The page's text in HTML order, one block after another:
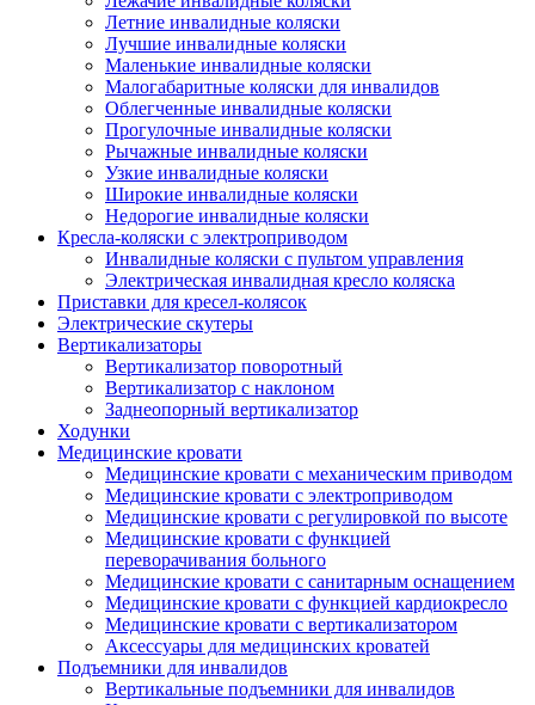
Летние инвалидные коляски
Лучшие инвалидные коляски
Маленькие инвалидные коляски
Малогабаритные коляски для инвалидов
Облегченные инвалидные коляски
Прогулочные инвалидные коляски
Рычажные инвалидные коляски
Узкие инвалидные коляски
Широкие инвалидные коляски
Недорогие инвалидные коляски
Кресла-коляски с электроприводом
Инвалидные коляски с пультом управления
Электрическая инвалидная кресло коляска
Приставки для кресел-колясок
Электрические скутеры
Вертикализаторы
Вертикализатор поворотный
Вертикализатор с наклоном
Заднеопорный вертикализатор
Ходунки
Медицинские кровати
Медицинские кровати с механическим приводом
Медицинские кровати с электроприводом
Медицинские кровати с регулировкой по высоте
Медицинские кровати с функцией
переворачивания больного
Медицинские кровати с санитарным оснащением
Медицинские кровати с функцией кардиокресло
Медицинские кровати с вертикализатором
Аксессуары для медицинских кроватей
Подъемники для инвалидов
Вертикальные подъемники для инвалидов